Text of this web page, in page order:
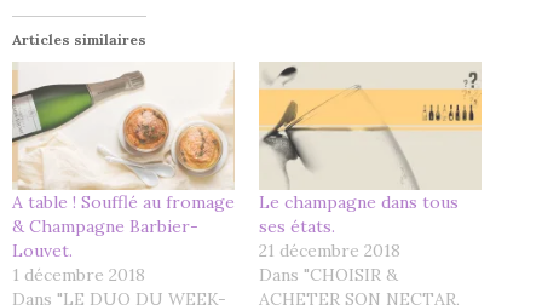
Articles similaires
A table ! Soufflé au fromage
& Champagne Barbier-
Louvet.
1 décembre 2018
Dans "LE DUO DU WEEK-
Le champagne dans tous
ses états.
21 décembre 2018
Dans "CHOISIR &
ACHETER SON NECTAR,